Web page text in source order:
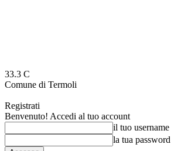
33.3 C
Comune di Termoli
Registrati
Benvenuto! Accedi al tuo account
il tuo username
la tua password